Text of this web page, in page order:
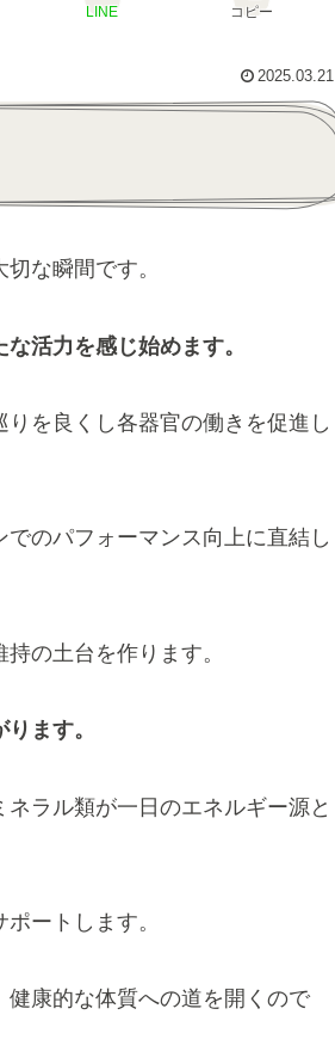
LINE コピー
2025.03.21
な瞬間です。
活力を感じ始めます。
を良くし各器官の働きを促進し
のパフォーマンス向上に直結し
の土台を作ります。
ます。
ラル類が一日のエネルギー源と
ートします。
康的な体質への道を開くので